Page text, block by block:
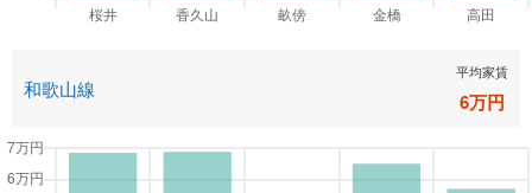
和歌山線
平均家賃
6万円